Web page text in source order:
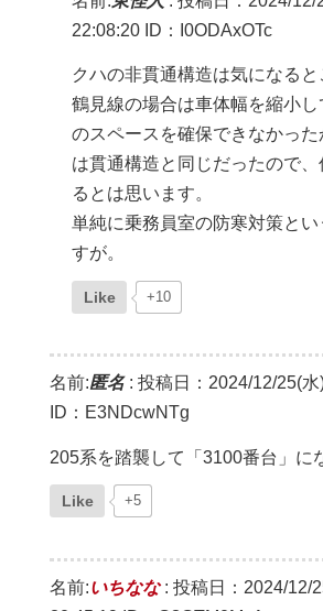
22:08:20 ID：I0ODAxOTc
クハの非貫通構造は気になると
鶴見線の場合は車体幅を縮小
のスペースを確保できなかっ
は貫通構造と同じだったので
るとは思います。
単純に乗務員室の防寒対策とい
すが。
Like +10
名前:匿名: 投稿日：2024/12/25(
ID：E3NDcwNTg
205系を踏襲して「3100番台」に
Like +5
名前:いちなな: 投稿日：2024/12/